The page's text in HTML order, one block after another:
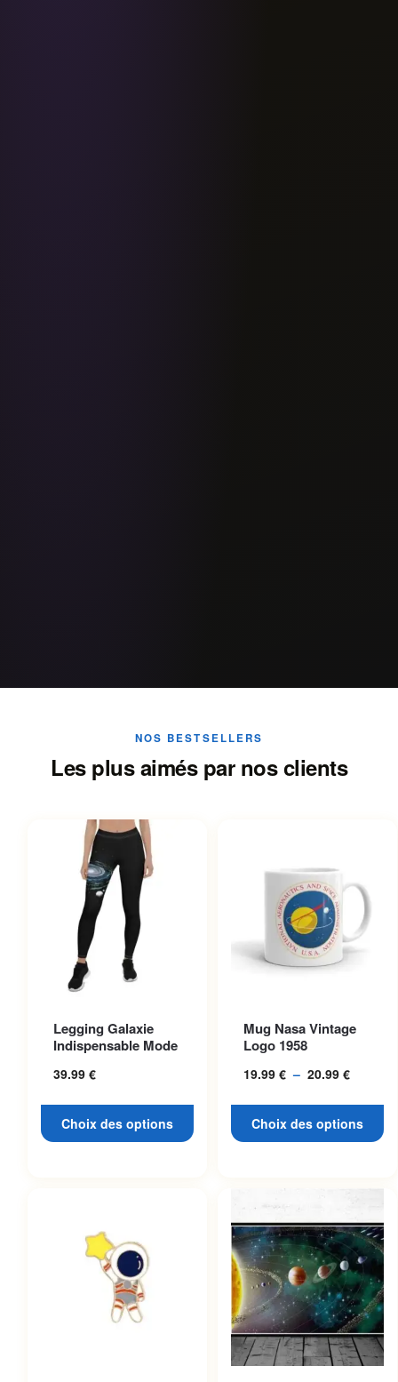
NOS BESTSELLERS
Les plus aimés par nos clients
Legging Galaxie
Indispensable Mode
39.99 €
Choix des options
variations. Les options
peuvent être choisies sur la
page du produit
Mug Nasa Vintage
Logo 1958
19.99 € – 20.99 €
19.99 €
Choix des options
variations. Les options
peuvent être choisies sur la
page du produit